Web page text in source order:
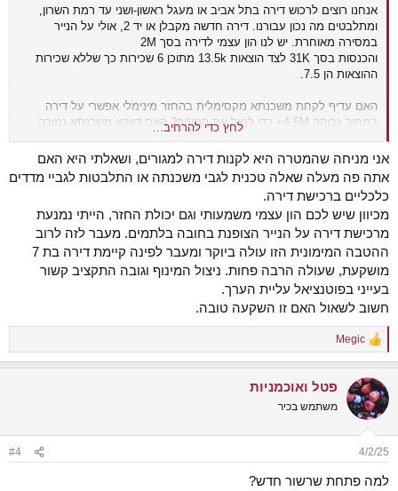
אנחנו רוצים לרכוש דירה בתל אביב או מעגל ראשון-ושני עד רמת השרון,
ומתלבטים מה נכון עבורנו. דירה חדשה מקבלן או יד 2, אולי על הנייר
במסירה מאוחרת. יש לנו הון עצמי לדירה בסך 2M
והכנסות בסך 31K לצד הוצאות 13.5k מתוכן 6 שכירות כך שללא שכירות
ההוצאות הן 7.5.
האם עדיף לקחת משכנתא מקסימלית בהחזר מינימלי אפשרי על דירה
במחיר גבוהה 4.5M+ כדי לנצל את המינוף? האם דווקא משכנתא נמוכה
באזור 3.5-4 ולקחת משכנתא עד 50%.
מצד אחד, יש לנו סיבולת סיכון גבוהה, ויכולים להתמודד עם החזר חודשי של
10-12, ומצד שני קורץ לקחת משכנתא נמוכה יחסית ולסיים איתה מהר
ולהגדיל את התזרים אבל האם זה צעד נכון פיננסית?. מה גם שמנטלית
לחשוב שיש לנו חוב של 2M+ יכול להיות מרתיע ולהקשות עלינו.
נקודה רלוונטית, שנינו בהייטק בתחילת הדרך יחסית ומעריכים בזהירות
שהשכר שלנו יעלה באופן משמעותי במעלה הדרך. אבל כן מודעים
לשבריריות שבה הכל יכול להשתנות לקצה האחר.
איזה שאלות אנחנו צריכים לשאול את עצמנו כדי להתקדם?
לחץ כדי להרחיב...
אני מניחה שהמטרה היא לקנות דירה למגורים, ושאלתי היא האם
אתה פה מעלה שאלה טכנית לגבי משכנתה או התלבטות לגביי מדדים
כלכליים ברכישת דירה.
מכיוון שיש לכם הון עצמי משמעותי וגם יכולת החזר, הייתי נמנעת
מרכישת דירה על הנייר הצופנת בחובה בלתמים. מעבר לזה לרוב
ההטבה המימונית הזו עולה ביוקר ומעבר לפינה קיימת דירה בת 7
מושקעת, שעולה הרבה פחות. ניצול המינוף וגובה התקציב קשור
בעייני בפוטנציאל עליית הערך.
חשוב לשאול האם זו השקעה טובה.
R
e
c
t
i
s
:
Megic
פטל ואוכמניות
משתמש בכיר
4/2/25
#4
למה פתחת שרשור חדש?